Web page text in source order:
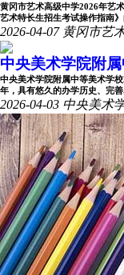
黄冈市艺术高级中学2026年艺
艺术特长生招生考试操作指南
2026-04-07 黄冈市艺
中央美术学院附
中央美术学院附属中等美术学
年，具有悠久的办学历史、完
2026-04-03 中央美术